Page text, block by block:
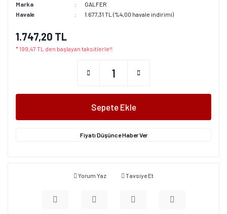
Marka
GALFER
Havale
1.677,31 TL (%4,00 havale indirimi)
1.747,20 TL
* 199,47 TL den başlayan taksitlerle!!
Sepete Ekle
Fiyatı Düşünce Haber Ver
Yorum Yaz Tavsiye Et